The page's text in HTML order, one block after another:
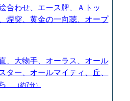
合わせ、エース牌、Ａトッ
煙突、黄金の一向聴、オープ
、大物手、オーラス、オール
ター、オールマイティ、丘、
ち
（約7分）